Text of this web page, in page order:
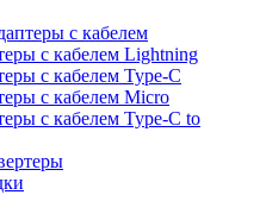
с кабелем
с кабелем Lightning
с кабелем Type-C
с кабелем Micro
с кабелем Type-C to